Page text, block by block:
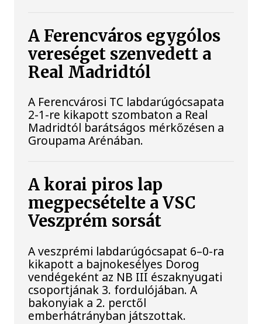
A Ferencváros egygólos
vereséget szenvedett a
Real Madridtól
A Ferencvárosi TC labdarúgócsapata
2-1-re kikapott szombaton a Real
Madridtól barátságos mérkőzésen a
Groupama Arénában.
A korai piros lap
megpecsételte a VSC
Veszprém sorsát
A veszprémi labdarúgócsapat 6–0-ra
kikapott a bajnokesélyes Dorog
vendégeként az NB III északnyugati
csoportjának 3. fordulójában. A
bakonyiak a 2. perctől
emberhátrányban játszottak.